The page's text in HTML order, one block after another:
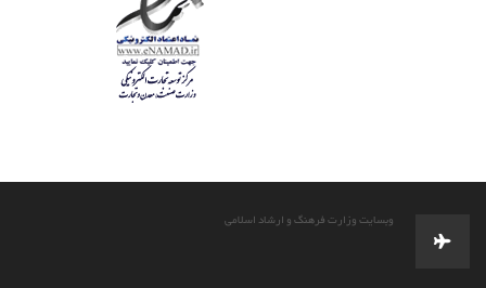
وبسایت وزارت فرهنگ و ارشاد اسلامی